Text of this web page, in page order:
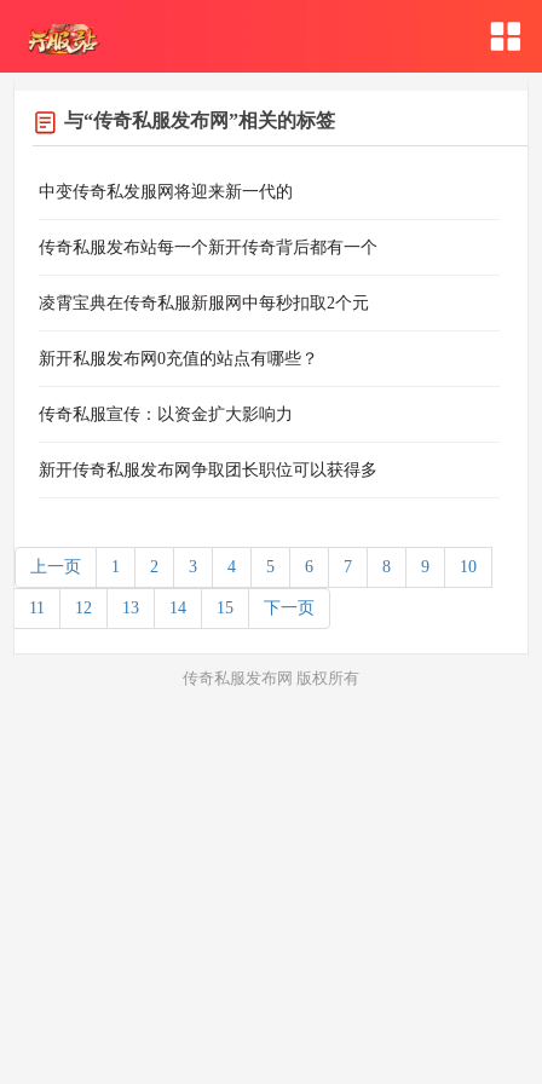
与“传奇私服发布网”相关的标签
中变传奇私发服网将迎来新一代的
传奇私服发布站每一个新开传奇背后都有一个
凌霄宝典在传奇私服新服网中每秒扣取2个元
新开私服发布网0充值的站点有哪些？
传奇私服宣传：以资金扩大影响力
新开传奇私服发布网争取团长职位可以获得多
上一页 1 2 3 4 5 6 7 8 9 10
11 12 13 14 15 下一页
传奇私服发布网 版权所有